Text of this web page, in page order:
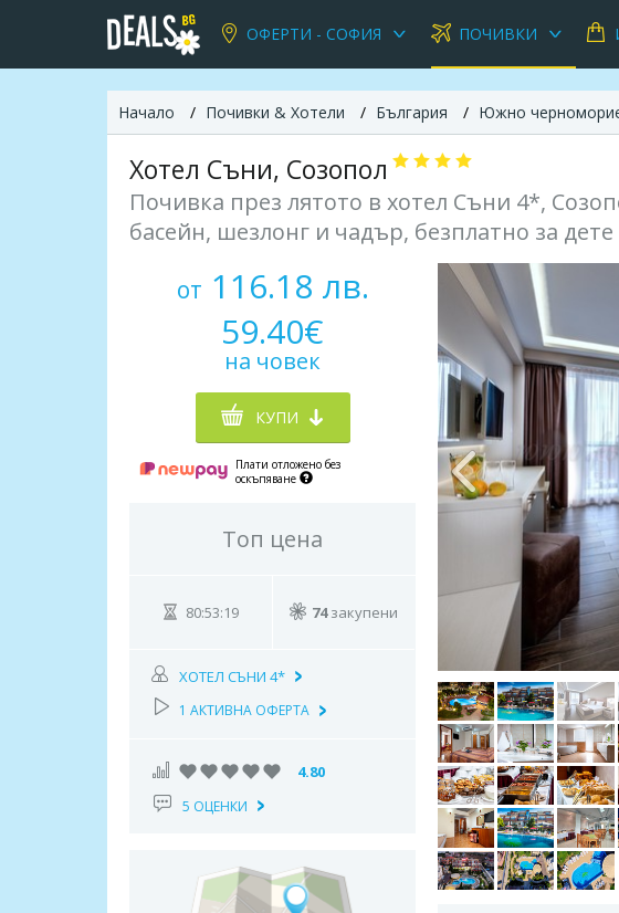
ОФЕРТИ - СОФИЯ ПОЧИВКИ
Начало Почивки & Хотели България Южно
Хотел Съни, Созопол
Почивка през лятото в хотел Съни 4*,
басейн, шезлонг и чадър, безплатно за дете
от 116.18 лв.
59.40€
на човек
КУПИ
Плати отложено без
оскъпяване
Топ цена
80:53:18 74закупени
ХОТЕЛ СЪНИ 4*
1 АКТИВНА ОФЕРТА
4.80
5 ОЦЕНКИ